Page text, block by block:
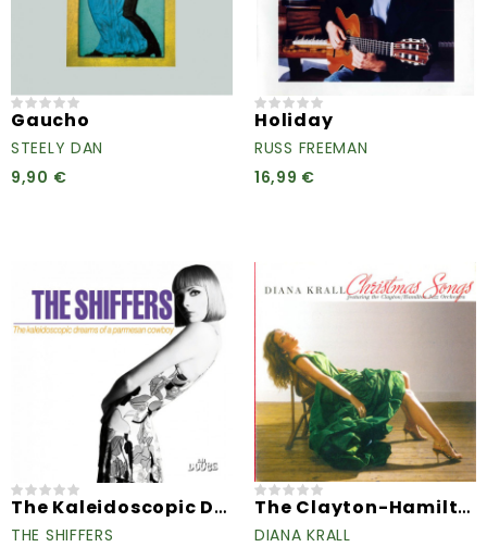
Gaucho
STEELY DAN
9,90 €
Holiday
RUSS FREEMAN
16,99 €
The Kaleidoscopic Dreams Of...
THE SHIFFERS
The Clayton-Hamilton Jazz...
DIANA KRALL